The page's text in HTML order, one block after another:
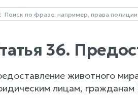
36.
животного
лицам,